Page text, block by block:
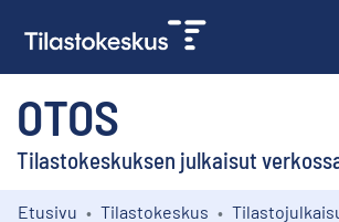
OTOS
Tilastokeskuksen julkaisut
Etusivu Tilastokeskus